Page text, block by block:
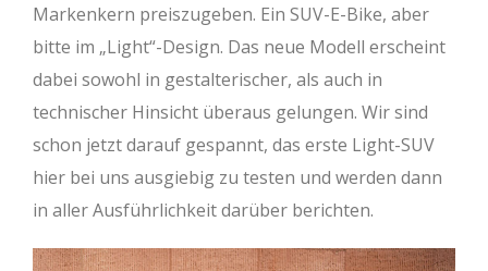
Markenkern preiszugeben. Ein SUV-E-Bike, aber
bitte im „Light“-Design. Das neue Modell erscheint
dabei sowohl in gestalterischer, als auch in
technischer Hinsicht überaus gelungen. Wir sind
schon jetzt darauf gespannt, das erste Light-SUV
hier bei uns ausgiebig zu testen und werden dann
in aller Ausführlichkeit darüber berichten.